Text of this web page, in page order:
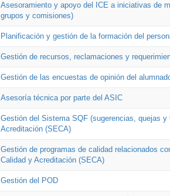
Asesoramiento y apoyo del ICE a iniciativas de
grupos y comisiones)
Planificación y gestión de la formación del
Gestión de recursos, reclamaciones y
Gestión de las encuestas de opinión del
Asesoría técnica por parte del ASIC
Gestión del Sistema SQF (sugerencias, quejas
Acreditación (SECA)
Gestión de programas de calidad relacionados
Calidad y Acreditación (SECA)
Gestión del POD